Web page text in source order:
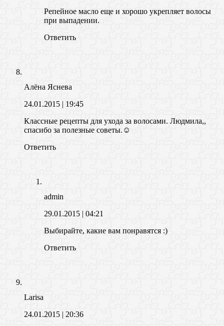
Репейное масло еще и хорошо укрепляет волосы
при выпадении.
Ответить
Алёна Яснева
24.01.2015 | 19:45
Классные рецепты для ухода за волосами. Людмила,,
спасибо за полезные советы.☺
Ответить
admin
29.01.2015 | 04:21
Выбирайте, какие вам понравятся :)
Ответить
Larisa
24.01.2015 | 20:36